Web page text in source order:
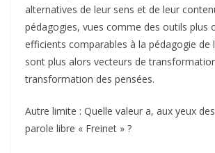
alternatives de leur sens et de leur
pédagogies, vues comme des outils plus
efficients comparables à la pédagogie de
sont plus alors vecteurs de
transformation des pensées.
Autre limite : Quelle valeur a, aux yeux
parole libre « Freinet » ?